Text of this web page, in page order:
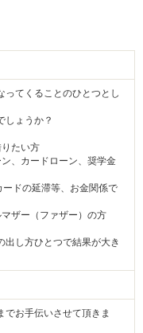
ってくることのひとつとし
しょうか？
たい方
、カードローン、奨学金
ドの延滞等、お金関係で
ザー（ファザー）の方
出し方ひとつで結果が大き
でお手伝いさせて頂きま